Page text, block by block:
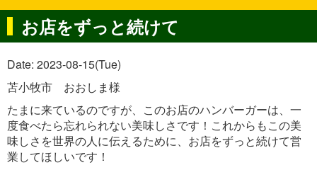
お店をずっと続けて
Date: 2023-08-15(Tue)
苫小牧市 おおしま様
たまに来ているのですが、このお店のハンバーガーは、一
度食べたら忘れられない美味しさです！これからもこの美
味しさを世界の人に伝えるために、お店をずっと続けて営
業してほしいです！